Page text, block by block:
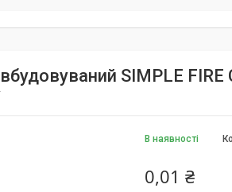
SIMPLE
В наявності
0,01 ₴